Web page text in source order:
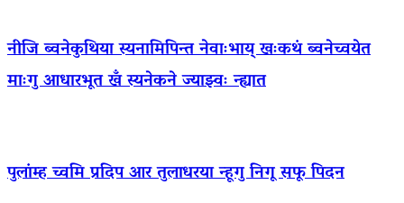
नीजि ब्वनेकुथिया स्यनामिपिन्त नेवाःभाय् खःकथं ब्वनेच्वयेत
माःगु आधारभूत खँ स्यनेकने ज्याझ्वः न्ह्यात
पुलांम्ह च्वमि प्रदिप आर तुलाधरया न्हूगु निगू सफू पिदन